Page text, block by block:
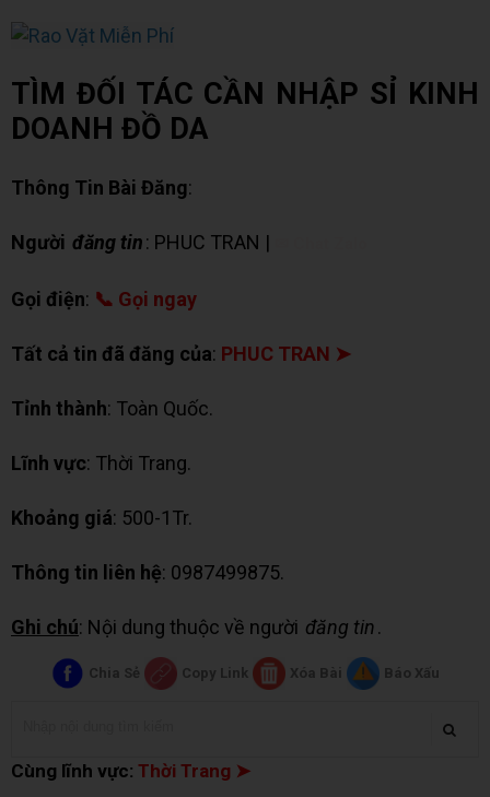
TÌM ĐỐI TÁC CẦN NHẬP SỈ KINH
DOANH ĐỒ DA
Thông Tin Bài Đăng:
Người đăng tin: PHUC TRAN |
Gọi điện: 📞 Gọi ngay
Tất cả tin đã đăng của: PHUC TRAN ➤
Tỉnh thành: Toàn Quốc.
Lĩnh vực: Thời Trang.
Khoảng giá: 500-1Tr.
Thông tin liên hệ: 0987499875.
Ghi chú: Nội dung thuộc về người đăng tin.
Chia Sẻ Copy Link Xóa Bài Báo Xấu
Cùng lĩnh vực: Thời Trang ➤